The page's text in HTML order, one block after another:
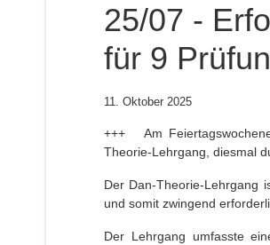
25/07 -
für 9
11. Oktober 2025
+++ Am
Theorie-Lehrgang, diesmal
Der Dan-Theorie-Lehrgang
und somit zwingend
Der Lehrgang umfasste